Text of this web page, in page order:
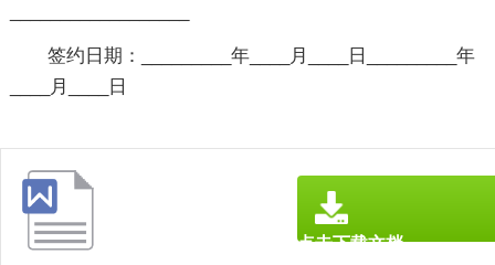
签约日期：_________年____月____日_________年
____月____日
点击下载文档